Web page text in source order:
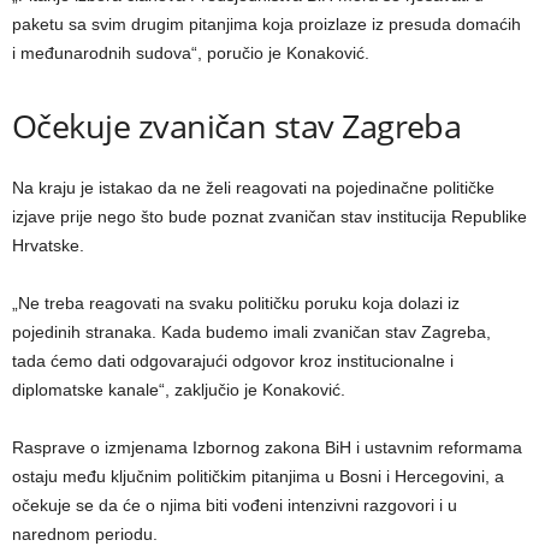
paketu sa svim drugim pitanjima koja proizlaze iz presuda domaćih
i međunarodnih sudova“, poručio je Konaković.
Očekuje zvaničan stav Zagreba
Na kraju je istakao da ne želi reagovati na pojedinačne političke
izjave prije nego što bude poznat zvaničan stav institucija Republike
Hrvatske.
„Ne treba reagovati na svaku političku poruku koja dolazi iz
pojedinih stranaka. Kada budemo imali zvaničan stav Zagreba,
tada ćemo dati odgovarajući odgovor kroz institucionalne i
diplomatske kanale“, zaključio je Konaković.
Rasprave o izmjenama Izbornog zakona BiH i ustavnim reformama
ostaju među ključnim političkim pitanjima u Bosni i Hercegovini, a
očekuje se da će o njima biti vođeni intenzivni razgovori i u
narednom periodu.